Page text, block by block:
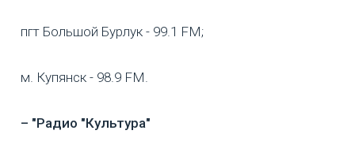
пгт Большой Бурлук - 99.1 FM;
м. Купянск - 98.9 FM.
– "Радио "Культура"